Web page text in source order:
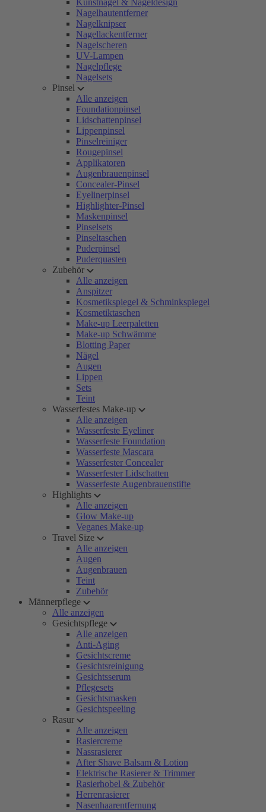
Kunstnägel & Nageldesign
Nagelhautentferner
Nagelknipser
Nagellackentferner
Nagelscheren
UV-Lampen
Nagelpflege
Nagelsets
Pinsel
Alle anzeigen
Foundationpinsel
Lidschattenpinsel
Lippenpinsel
Pinselreiniger
Rougepinsel
Applikatoren
Augenbrauenpinsel
Concealer-Pinsel
Eyelinerpinsel
Highlighter-Pinsel
Maskenpinsel
Pinselsets
Pinseltaschen
Puderpinsel
Puderquasten
Zubehör
Alle anzeigen
Anspitzer
Kosmetikspiegel & Schminkspiegel
Kosmetiktaschen
Make-up Leerpaletten
Make-up Schwämme
Blotting Paper
Nägel
Augen
Lippen
Sets
Teint
Wasserfestes Make-up
Alle anzeigen
Wasserfeste Eyeliner
Wasserfeste Foundation
Wasserfeste Mascara
Wasserfester Concealer
Wasserfester Lidschatten
Wasserfeste Augenbrauenstifte
Highlights
Alle anzeigen
Glow Make-up
Veganes Make-up
Travel Size
Alle anzeigen
Augen
Augenbrauen
Teint
Zubehör
Männerpflege
Alle anzeigen
Gesichtspflege
Alle anzeigen
Anti-Aging
Gesichtscreme
Gesichtsreinigung
Gesichtsserum
Pflegesets
Gesichtsmasken
Gesichtspeeling
Rasur
Alle anzeigen
Rasiercreme
Nassrasierer
After Shave Balsam & Lotion
Elektrische Rasierer & Trimmer
Rasierhobel & Zubehör
Herrenrasierer
Nasenhaarentfernung